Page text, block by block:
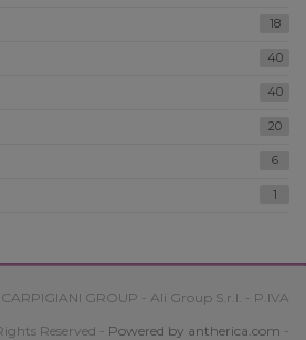
18
40
40
20
6
1
GROUP - Ali Group S.r.l. - P.IVA
Reserved - Powered by antherica.com -